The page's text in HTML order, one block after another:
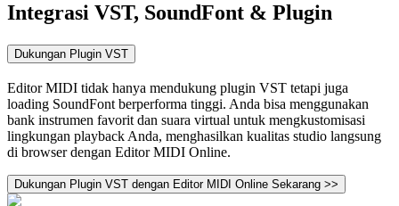
Integrasi VST, SoundFont & Plugin
Dukungan Plugin VST
Editor MIDI tidak hanya mendukung plugin VST tetapi juga
loading SoundFont berperforma tinggi. Anda bisa menggunakan
bank instrumen favorit dan suara virtual untuk mengkustomisasi
lingkungan playback Anda, menghasilkan kualitas studio langsung
di browser dengan Editor MIDI Online.
Dukungan Plugin VST dengan Editor MIDI Online Sekarang >>